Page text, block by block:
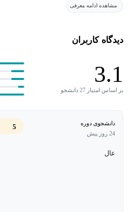
میدان‌های حقیقی یا مختلط) و نیز حلّ
محاسبات عددی ا‌ست. دوره آموزش
دوره آموزش محاسبات عددی
دوره آموزش محاسبات عددی به منظور
آموزشی ارائه شده است. این دوره رایگان
می‌توانند بدون پرداخت هیچ هزینه در آن
بهره ببرند.
مشاهده ادامه معرفی
دیدگاه کاربران
3.1
بر اساس امتیاز 27 دانشجو
دانشجوی دوره
24 روز پیش
5
عال